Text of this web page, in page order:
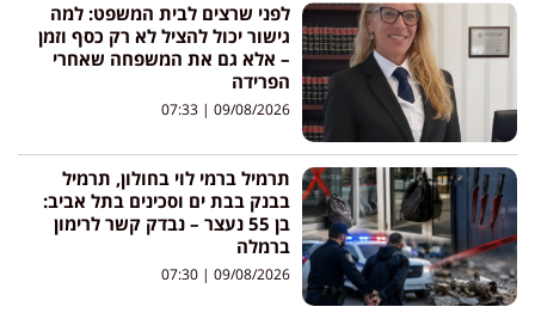
לפני שרצים לבית המשפט: למה
גישור יכול להציל לא רק כסף וזמן
– אלא גם את המשפחה שאחרי
הפרידה
09/08/2026
תרמיל ברמי לוי בחולון, תרמיל
בבנק בבת ים וסכינים בתל אביב:
בן 55 נעצר – נבדק קשר לרימון
ברמלה
09/08/2026